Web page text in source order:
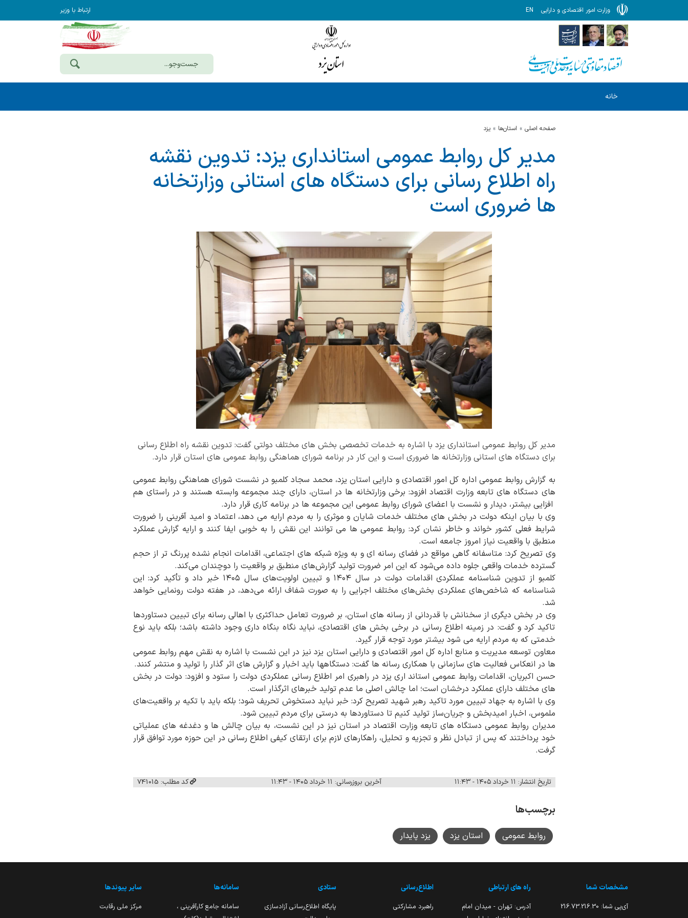
وزارت امور اقتصادی و دارایی EN ارتباط با وزیر
خانه
صفحه اصلی استان‌ها يزد
مدیر کل روابط عمومی استانداری یزد: تدوین نقشه
راه اطلاع رسانی برای دستگاه های استانی وزارتخانه
ها ضروری است
مدیر کل روابط عمومی استانداری یزد با اشاره به خدمات تخصصی بخش های مختلف دولتی گفت: تدوین نقشه راه اطلاع رسانی
برای دستگاه های استانی وزارتخانه ها ضروری است و این کار در برنامه شورای هماهنگی روابط عمومی های استان قرار دارد.
به گزارش روابط عمومی اداره کل امور اقتصادی و دارایی استان یزد، محمد سجاد کلمبو در نشست شورای هماهنگی روابط عمومی
های دستگاه های تابعه وزارت اقتصاد افزود: برخی وزارتخانه ها در استان، دارای چند مجموعه وابسته هستند و در راستای هم
افزایی بیشتر، دیدار و نشست با اعضای شورای روابط عمومی این مجموعه ها در برنامه کاری قرار دارد.
وی با بیان اینکه دولت در بخش های مختلف خدمات شایان و موثری را به مردم ارایه می دهد، اعتماد و امید آفرینی را ضرورت
شرایط فعلی کشور خواند و خاطر نشان کرد: روابط عمومی ها می توانند این نقش را به خوبی ایفا کنند و ارایه گزارش عملکرد
منطبق با واقعیت نیاز امروز جامعه است.
وی تصریح کرد: متاسفانه گاهی مواقع در فضای رسانه ‌ای و به ‌ویژه شبکه‌ های اجتماعی، اقدامات انجام ‌نشده پررنگ‌ تر از حجم
گسترده خدمات واقعی جلوه داده می‌شود که این امر ضرورت تولید گزارش‌های منطبق بر واقعیت را دوچندان می‌کند.
کلمبو از تدوین شناسنامه عملکردی اقدامات دولت در سال ۱۴۰۴ و تبیین اولویت‌های سال ۱۴۰۵ خبر داد و تأکید کرد: این
شناسنامه که شاخص‌های عملکردی بخش‌های مختلف اجرایی را به صورت شفاف ارائه می‌دهد، در هفته دولت رونمایی خواهد
شد.
وی در بخش دیگری از سخنانش با قدردانی از رسانه‌ های استان، بر ضرورت تعامل حداکثری با اهالی رسانه برای تبیین دستاوردها
تاکید کرد و گفت: در زمینه اطلاع رسانی در برخی بخش های اقتصادی، نباید نگاه بنگاه داری وجود داشته باشد؛ بلکه باید نوع
خدمتی که به مردم ارایه می شود بیشتر مورد توجه قرار گیرد.
معاون توسعه مدیریت و منابع اداره کل امور اقتصادی و دارایی استان یزد نیز در این نشست با اشاره به نقش مهم روابط عمومی
ها در انعکاس فعالیت های سازمانی با همکاری رسانه ها گفت: دستگاهها باید اخبار و گزارش های اثر گذار را تولید و منتشر کنند.
حسن اکبریان، اقدامات روابط عمومی استاند اری یزد در راهبری امر اطلاع رسانی عملکردی دولت را ستود و افزود: دولت در بخش
های مختلف دارای عملکرد درخشان است؛ اما چالش اصلی ما عدم تولید خبرهای اثرگذار است.
وی با اشاره به جهاد تبیین مورد تاکید رهبر شهید تصریح کرد: خبر نباید دستخوش تحریف شود؛ بلکه باید با تکیه بر واقعیت‌های
ملموس، اخبار امیدبخش و جریان‌ساز تولید کنیم تا دستاوردها به درستی برای مردم تبیین شود.
مدیران روابط عمومی دستگاه‌ های تابعه وزارت اقتصاد در استان نیز در این نشست، به بیان چالش‌ ها و دغدغه‌ های عملیاتی
خود پرداختند که پس از تبادل‌ نظر و تجزیه‌ و تحلیل، راهکارهای لازم برای ارتقای کیفی اطلاع‌ رسانی در این حوزه مورد توافق قرار
گرفت.
تاریخ انتشار: ۱۱ خرداد ۱۴۰۵ - ۱۱:۴۳ آخرین بروزرسانی: ۱۱ خرداد ۱۴۰۵ - ۱۱:۴۳ کد مطلب: 741015
برچسب‌ها
روابط عمومی استان یزد یزد پایدار
مشخصات شما
آی‌پی شما: 216.73.216.30
راه های ارتباطی
آدرس: تهران - میدان امام
اطلاع‌رسانی
راهبرد مشارکتی
ستادی
پایگاه اطلاع‌رسانی آزادسازی
سامانه‌ها
سامانه جامع کارآفرینی ،
سایر پیوندها
مرکز ملی رقابت